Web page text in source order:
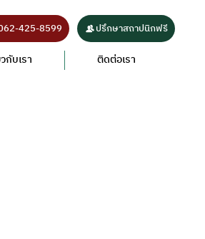
425-8599 ปรึกษาสถาปนิกฟรี
กับเรา ติดต่อเรา